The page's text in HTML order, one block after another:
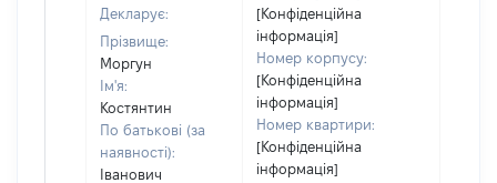
Декларує:
Прізвище:
Моргун
Ім'я:
Костянтин
По батькові (за
наявності):
Іванович
[Конфіденційна
інформація]
Номер корпусу:
[Конфіденційна
інформація]
Номер квартири:
[Конфіденційна
інформація]